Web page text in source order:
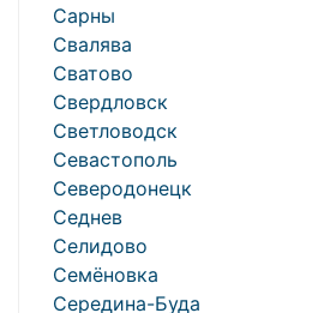
Сарны
Свалява
Сватово
Свердловск
Светловодск
Севастополь
Северодонецк
Седнев
Селидово
Семёновка
Середина-Буда